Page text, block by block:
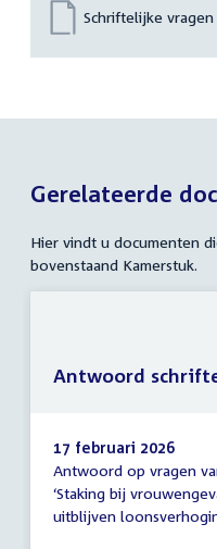
Schriftelijke vragen
Gerelateerde
Hier vindt u documenten
bovenstaand Kamerstuk.
Antwoord
schriftelijke
vragen
17 februari 2026
Antwoord op vragen
‘Staking bij
uitblijven
Antwoord